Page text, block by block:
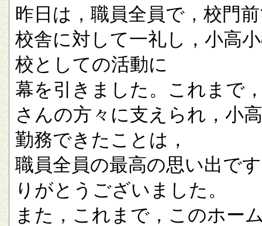
昨日は，職員全員で，校門
校舎に対して一礼し，小高
校としての活動に
幕を引きました。これまで
さんの方々に支えられ，小
勤務できたことは，
職員全員の最高の思い出で
りがとうございました。
また，これまで，このホー